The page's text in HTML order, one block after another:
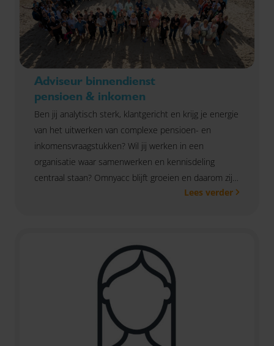
Adviseur binnendienst
pensioen & inkomen
Ben jij analytisch sterk, klantgericht en krijg je energie
van het uitwerken van complexe pensioen- en
inkomensvraagstukken? Wil jij werken in een
organisatie waar samenwerken en kennisdeling
centraal staan? Omnyacc blijft groeien en daarom zijn
wij op zoek naar een adviseur binnendienst pensioen
Lees verder